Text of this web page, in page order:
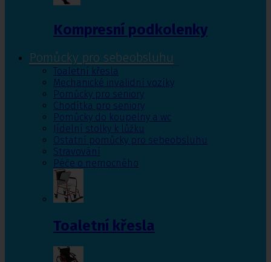
Kompresní podkolenky
Pomůcky pro sebeobsluhu
Toaletní křesla
Mechanické invalidní vozíky
Pomůcky pro seniory
Chodítka pro seniory
Pomůcky do koupelny a wc
Jídelní stolky k lůžku
Ostatní pomůcky pro sebeobsluhu
Stravování
Péče o nemocného
Toaletní křesla